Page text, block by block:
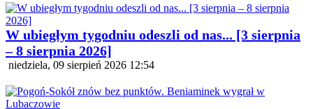
W ubiegłym tygodniu odeszli od nas... [3 sierpnia
– 8 sierpnia 2026]
niedziela, 09 sierpień 2026 12:54